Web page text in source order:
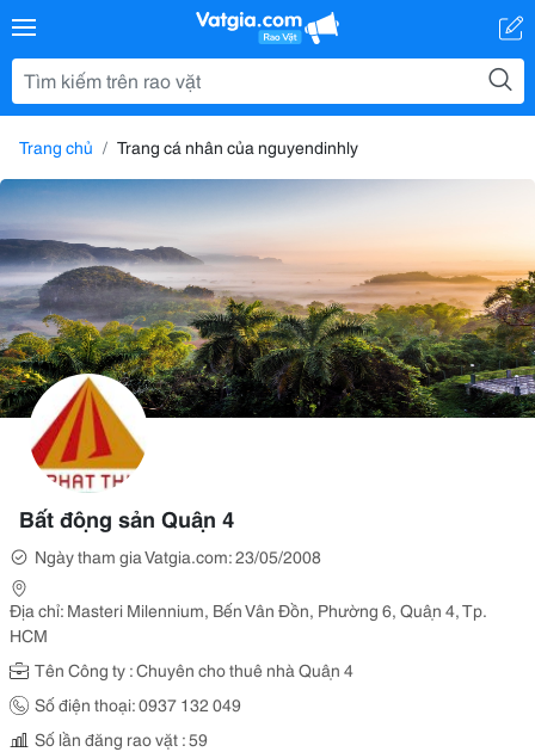
Trang chủ Trang cá nhân của nguyendinhly
Bất động sản Quận 4
Ngày tham gia Vatgia.com: 23/05/2008
Địa chỉ: Masteri Milennium, Bến Vân Đồn, Phường 6, Quận 4, Tp.
HCM
Tên Công ty : Chuyên cho thuê nhà Quận 4
Số điện thoại: 0937 132 049
Số lần đăng rao vặt : 59